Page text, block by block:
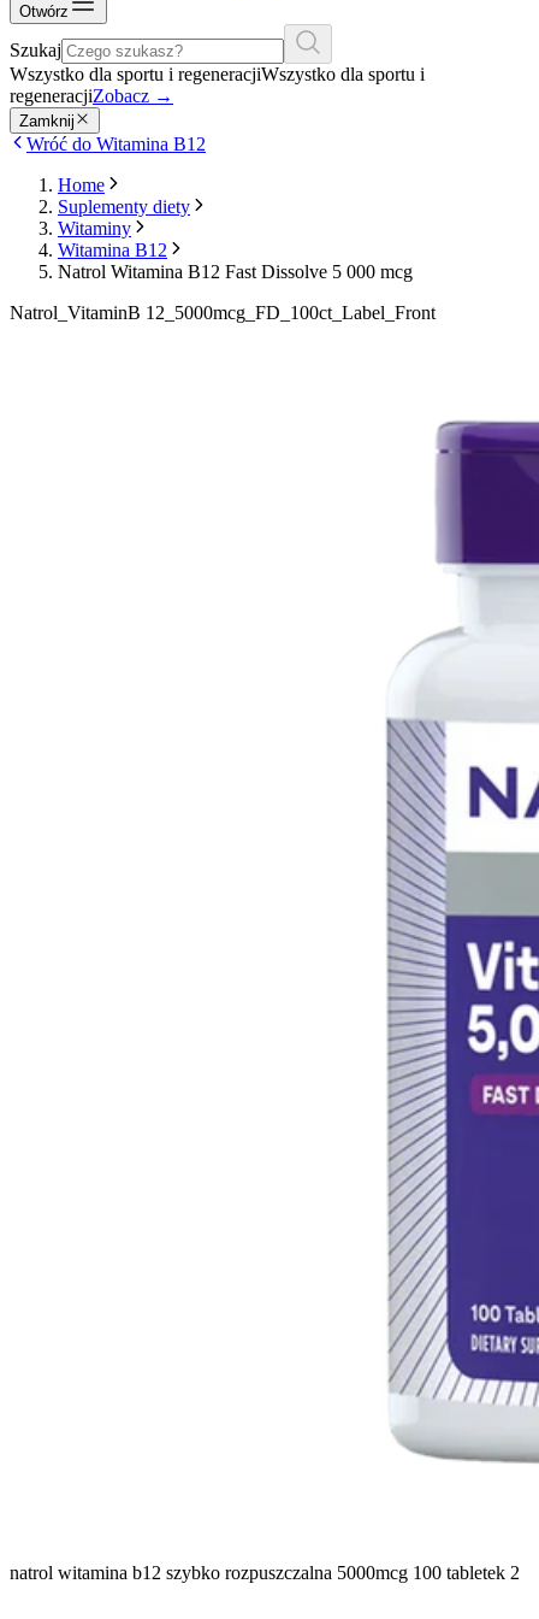
Otwórz
Szukaj
Wszystko dla sportu i regeneracjiWszystko dla sportu i
regeneracjiZobacz →
Zamknij
Wróć do Witamina B12
Home
Suplementy diety
Witaminy
Witamina B12
Natrol Witamina B12 Fast Dissolve 5 000 mcg
Natrol_VitaminB 12_5000mcg_FD_100ct_Label_Front
natrol witamina b12 szybko rozpuszczalna 5000mcg 100 tabletek 2